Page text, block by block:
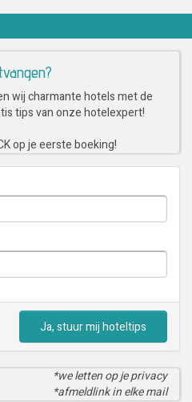
wij charmante hotels met de
tips van onze hotelexpert!
op je eerste boeking!
Ja, stuur mij hoteltips
*we letten op je privacy
*afmeldlink in elke mail